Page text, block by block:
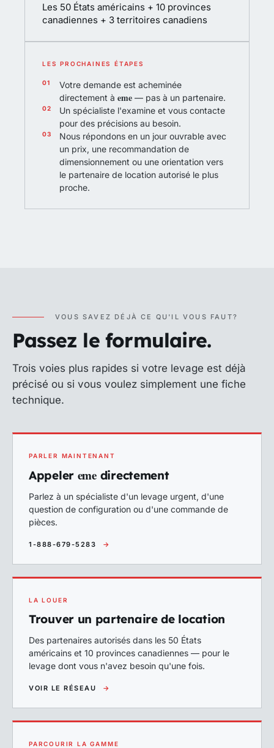
Les 50 États américains + 10 provinces
canadiennes + 3 territoires canadiens
LES PROCHAINES ÉTAPES
Votre demande est acheminée
directement à eme— pas à un partenaire.
Un spécialiste l'examine et vous contacte
pour des précisions au besoin.
Nous répondons en un jour ouvrable avec
un prix, une recommandation de
dimensionnement ou une orientation vers
le partenaire de location autorisé le plus
proche.
VOUS SAVEZ DÉJÀ CE QU'IL VOUS FAUT?
Passez le formulaire.
Trois voies plus rapides si votre levage est déjà
précisé ou si vous voulez simplement une fiche
technique.
PARLER MAINTENANT
Appeler eme directement
Parlez à un spécialiste d'un levage urgent, d'une
question de configuration ou d'une commande de
pièces.
1-888-679-5283 →
LA LOUER
Trouver un partenaire de location
Des partenaires autorisés dans les 50 États
américains et 10 provinces canadiennes — pour le
levage dont vous n'avez besoin qu'une fois.
VOIR LE RÉSEAU →
PARCOURIR LA GAMME